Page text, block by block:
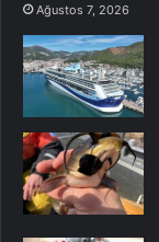
Ağustos 7, 2026